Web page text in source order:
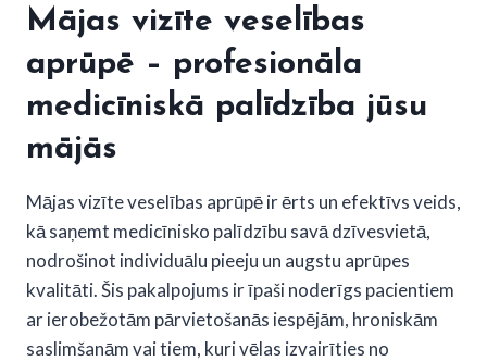
Mājas vizīte veselības
aprūpē – profesionāla
medicīniskā palīdzība jūsu
mājās
Mājas vizīte veselības aprūpē ir ērts un efektīvs veids,
kā saņemt medicīnisko palīdzību savā dzīvesvietā,
nodrošinot individuālu pieeju un augstu aprūpes
kvalitāti. Šis pakalpojums ir īpaši noderīgs pacientiem
ar ierobežotām pārvietošanās iespējām, hroniskām
saslimšanām vai tiem, kuri vēlas izvairīties no